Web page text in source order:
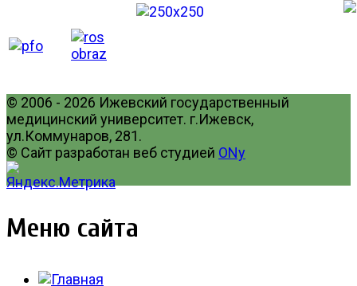
© 2006 - 2026 Ижевский государственный
медицинский университет. г.Ижевск,
ул.Коммунаров, 281.
© Сайт разработан веб студией ONy
Меню сайта